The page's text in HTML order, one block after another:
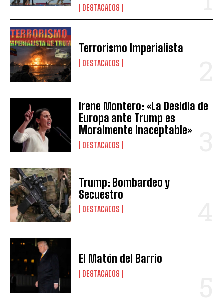
DESTACADOS
Terrorismo Imperialista
DESTACADOS
Irene Montero: «La Desidia de
Europa ante Trump es
Moralmente Inaceptable»
DESTACADOS
Trump: Bombardeo y
Secuestro
DESTACADOS
El Matón del Barrio
DESTACADOS